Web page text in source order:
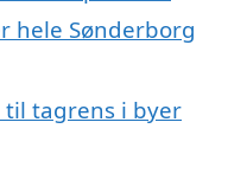
hele Sønderborg
til tagrens i byer